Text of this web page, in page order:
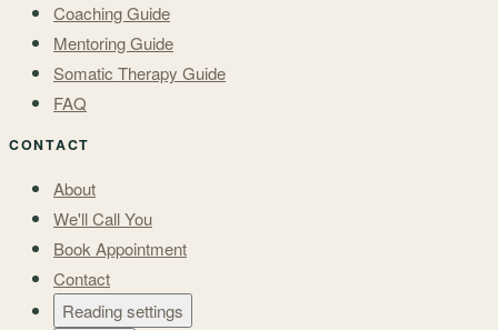
Coaching Guide
Mentoring Guide
Somatic Therapy Guide
FAQ
CONTACT
About
We'll Call You
Book Appointment
Contact
Reading settings